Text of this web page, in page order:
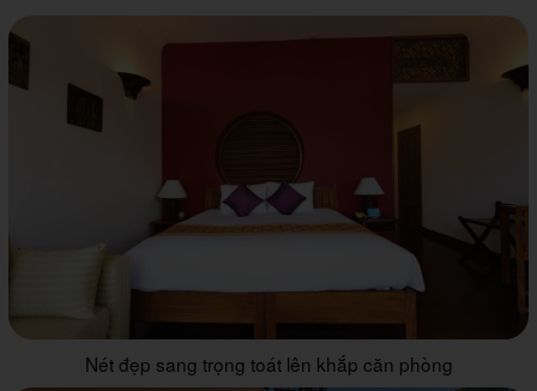
Nét đẹp sang trọng toát lên khắp căn phòng